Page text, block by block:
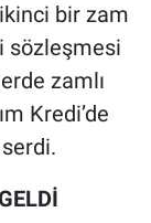
bir zam
sözleşmesi
zamlı
Kredi’de